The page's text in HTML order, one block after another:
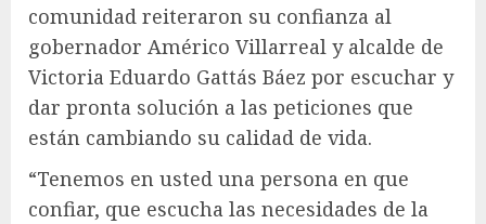
comunidad reiteraron su confianza al
gobernador Américo Villarreal y alcalde de
Victoria Eduardo Gattás Báez por escuchar y
dar pronta solución a las peticiones que
están cambiando su calidad de vida.
“Tenemos en usted una persona en que
confiar, que escucha las necesidades de la